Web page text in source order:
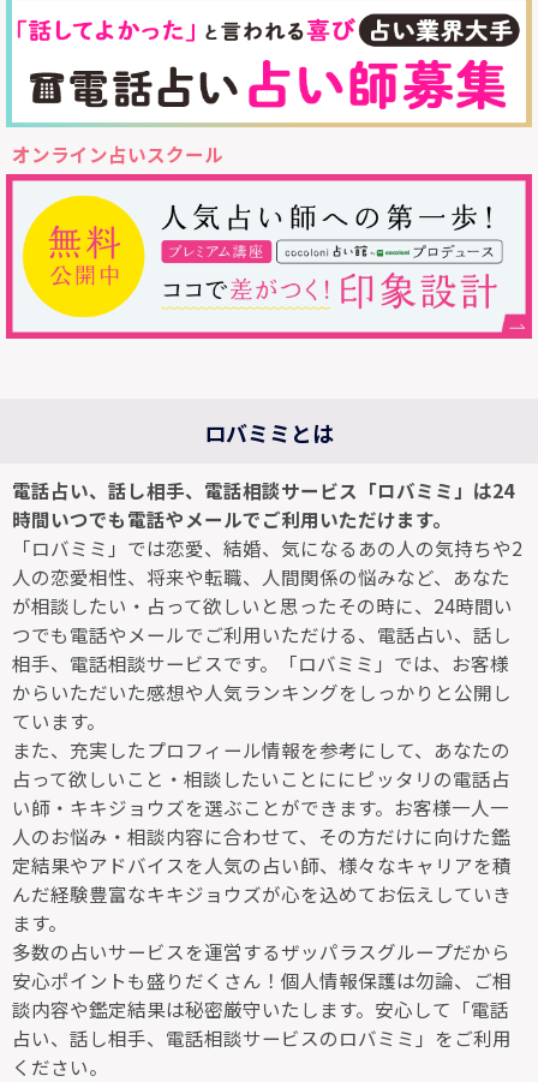
オンライン占いスクール
ロバミミとは
電話占い、話し相手、電話相談サービス「ロバミミ」は24
時間いつでも電話やメールでご利用いただけます。
「ロバミミ」では恋愛、結婚、気になるあの人の気持ちや2
人の恋愛相性、将来や転職、人間関係の悩みなど、あなた
が相談したい・占って欲しいと思ったその時に、24時間い
つでも電話やメールでご利用いただける、電話占い、話し
相手、電話相談サービスです。「ロバミミ」では、お客様
からいただいた感想や人気ランキングをしっかりと公開し
ています。
また、充実したプロフィール情報を参考にして、あなたの
占って欲しいこと・相談したいことににピッタリの電話占
い師・キキジョウズを選ぶことができます。お客様一人一
人のお悩み・相談内容に合わせて、その方だけに向けた鑑
定結果やアドバイスを人気の占い師、様々なキャリアを積
んだ経験豊富なキキジョウズが心を込めてお伝えしていき
ます。
多数の占いサービスを運営するザッパラスグループだから
安心ポイントも盛りだくさん！個人情報保護は勿論、ご相
談内容や鑑定結果は秘密厳守いたします。安心して「電話
占い、話し相手、電話相談サービスのロバミミ」をご利用
ください。